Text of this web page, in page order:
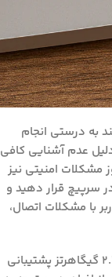
به درستی انجام
عدم آشنایی کافی
مشکلات امنیتی نیز
سرپیچ قرار دهید و
با مشکلات اتصال،
یکی از رایج‌ترین مشکلات در مرحله نصب، مربوط به اتصال اولیه به شبکه بی‌سیم است. بیشتر دوربین‌های لامپی از شبکه وای‌فای ۲.۴ گیگاهرتز پشتیبانی